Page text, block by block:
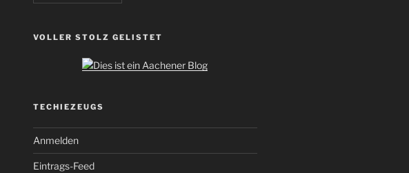
VOLLER STOLZ GELISTET
TECHIEZEUGS
Anmelden
Eintrags-Feed